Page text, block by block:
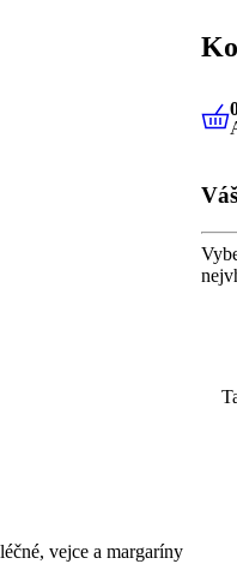
vejce a margaríny